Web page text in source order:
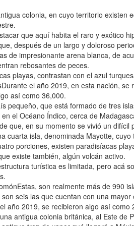
colonia, en cuyo territorio existen
que aquí habita el raro y exótico
después de un largo y doloroso
de impresionante arena blanca, de
rebosantes de peces.
playas, contrastan con el azul
el año 2019, en esta nación,
así como 36,000.
pequeño, que está formado de tres
el Océano Índico, cerca de
que, en su momento se vivió un difícil
cuarta isla, denominada Mayotte,
porciones, existen paradisíacas
existe también, algún volcán activo.
turística es limitada, pero acá
son realmente más de 990
son seis las que cuentan con una
año 2019, se recibieron algo así
antigua colonia británica, al Este de